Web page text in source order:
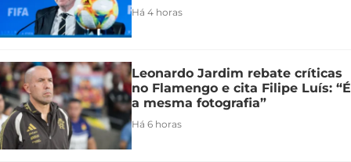
Há 4 horas
Leonardo Jardim rebate críticas
no Flamengo e cita Filipe Luís: “É
a mesma fotografia”
Há 6 horas